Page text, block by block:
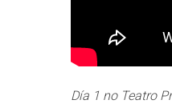
Día 1 no Teatro